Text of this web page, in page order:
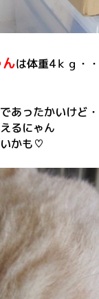
は体重4ｋｇ・
あったかいけど
るにゃん
かも♡